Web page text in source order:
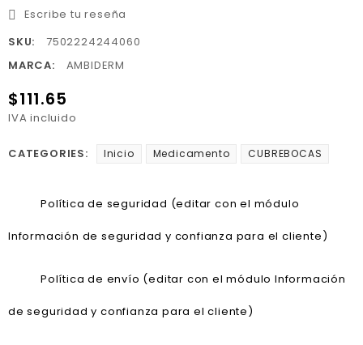
Escribe tu reseña
SKU:
7502224244060
MARCA:
AMBIDERM
$111.65
IVA incluido
CATEGORIES: Inicio Medicamento CUBREBOCAS
Política de seguridad (editar con el módulo
Información de seguridad y confianza para el cliente)
Política de envío (editar con el módulo Información
de seguridad y confianza para el cliente)